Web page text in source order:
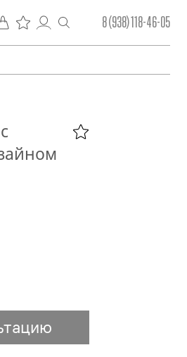
8 (938) 118-46-05